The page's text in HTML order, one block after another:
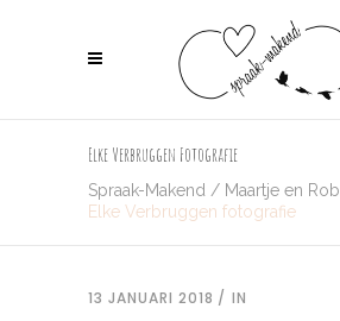
Elke Verbruggen Fotografie
Spraak-Makend / Maartje en Rob
Elke Verbruggen fotografie
13 JANUARI 2018 IN